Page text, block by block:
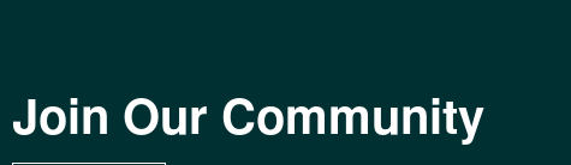
Join Our Community